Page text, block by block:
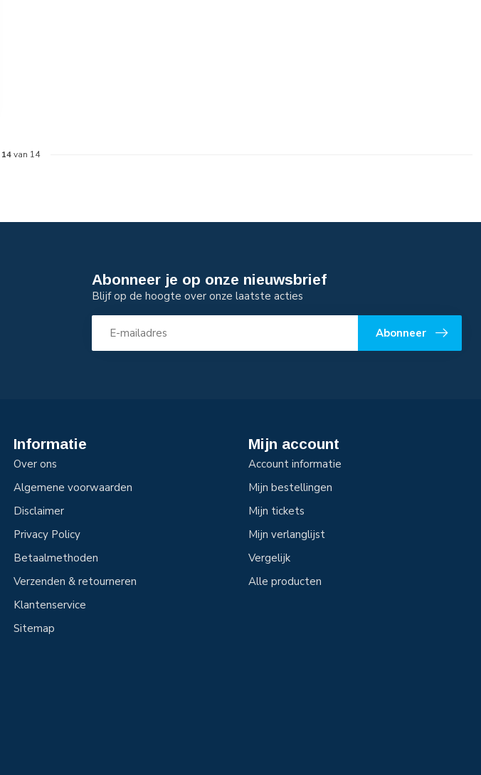
14van 14
Abonneer je op onze nieuwsbrief
Blijf op de hoogte over onze laatste acties
Abonneer
Informatie
Over ons
Algemene voorwaarden
Disclaimer
Privacy Policy
Betaalmethoden
Verzenden & retourneren
Klantenservice
Sitemap
Mijn account
Account informatie
Mijn bestellingen
Mijn tickets
Mijn verlanglijst
Vergelijk
Alle producten